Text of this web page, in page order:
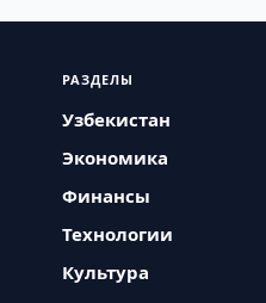
РАЗДЕЛЫ
Узбекистан
Экономика
Финансы
Технологии
Культура